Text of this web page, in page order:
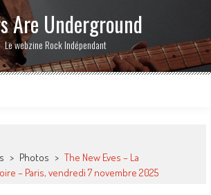
Are Underground
Le webzine Rock Indépendant
> Photos > The New Eves – La
– Paris, vendredi 7 novembre 2025